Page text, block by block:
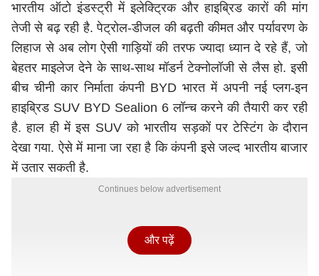
भारतीय ऑटो इंडस्ट्री में इलेक्ट्रिक और हाइब्रिड कारों की मांग
तेजी से बढ़ रही है. पेट्रोल-डीजल की बढ़ती कीमत और पर्यावरण के
लिहाज से अब लोग ऐसी गाड़ियों की तरफ ज्यादा ध्यान दे रहे हैं, जो
बेहतर माइलेज देने के साथ-साथ मॉडर्न टेक्नोलॉजी से लैस हो. इसी
बीच चीनी कार निर्माता कंपनी BYD भारत में अपनी नई प्लग-इन
हाइब्रिड SUV BYD Sealion 6 लॉन्च करने की तैयारी कर रही
है. हाल ही में इस SUV को भारतीय सड़कों पर टेस्टिंग के दौरान
देखा गया. ऐसे में माना जा रहा है कि कंपनी इसे जल्द भारतीय बाजार
में उतार सकती है.
Continues below advertisement
और पढ़ें